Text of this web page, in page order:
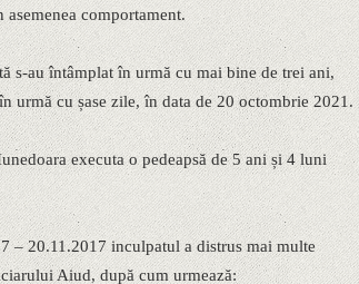
comportament.
s-au întâmplat în urmă cu mai bine de trei ani,
urmă cu șase zile, în data de 20 octombrie 2021.
executa o pedeapsă de 5 ani și 4 luni
– 20.11.2017 inculpatul a distrus mai multe
Aiud, după cum urmează: